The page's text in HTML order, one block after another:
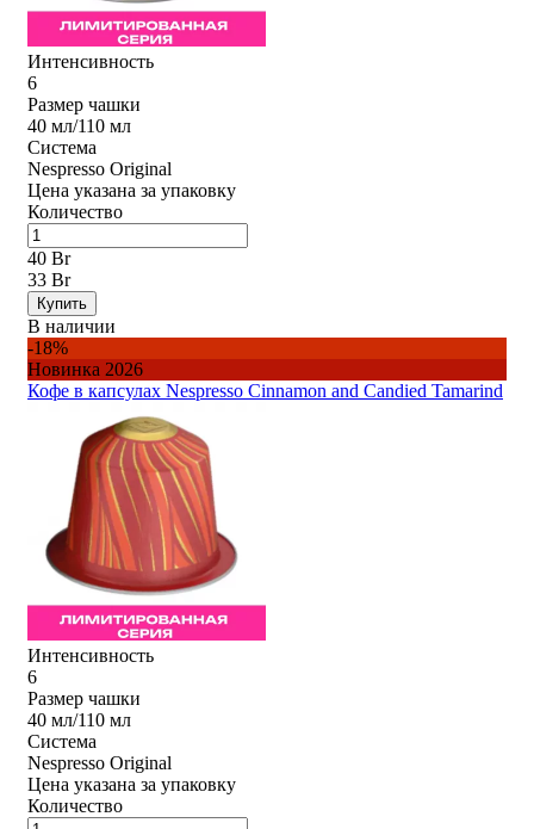
Интенсивность
6
Размер чашки
40 мл/110 мл
Система
Nespresso Original
Цена указана за упаковку
Количество
40 Br
33 Br
Купить
В наличии
-18%
Новинка 2026
Кофе в капсулах Nespresso Cinnamon and Candied Tamarind
Интенсивность
6
Размер чашки
40 мл/110 мл
Система
Nespresso Original
Цена указана за упаковку
Количество